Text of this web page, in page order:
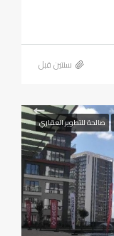
‏سنتين قبل
صالحة للتطوير العقاري